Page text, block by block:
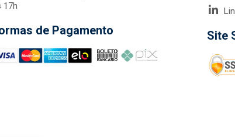
17h
de Pagamento Site